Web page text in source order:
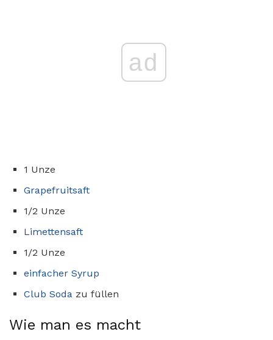
ad
1 Unze
Grapefruitsaft
1/2 Unze
Limettensaft
1/2 Unze
einfacher Syrup
Club Soda zu füllen
Wie man es macht